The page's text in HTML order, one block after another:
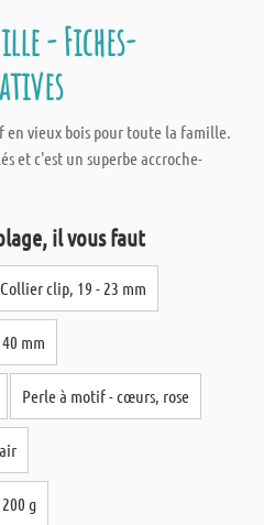
- Fiches-
en vieux bois pour toute la famille.
et c'est un superbe accroche-
il vous faut
Collier clip, 19 - 23 mm
mm
Perle à motif - cœurs, rose
g